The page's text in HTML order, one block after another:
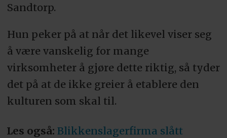
Sandtorp.
Hun peker på at når det likevel viser seg
å være vanskelig for mange
virksomheter å gjøre dette riktig, så tyder
det på at de ikke greier å etablere den
kulturen som skal til.
Les også: Blikkenslagerfirma slått